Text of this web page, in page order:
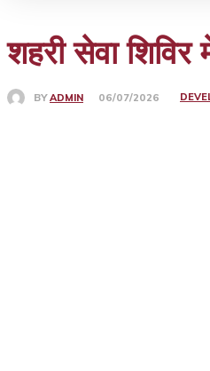
शहरी सेवा
BY ADMIN 06/07/2026